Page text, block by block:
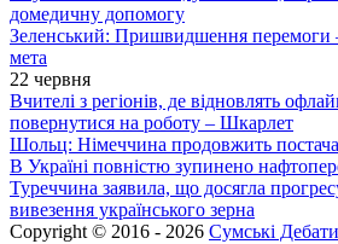
домедичну допомогу
Зеленський: Пришвидшення перемоги
мета
22 червня
Вчителі з регіонів, де відновлять
повернутися на роботу – Шкарлет
Шольц: Німеччина продовжить
В Україні повністю зупинено
Туреччина заявила, що досягла
вивезення українського зерна
Copyright © 2016 - 2026 Сумські Дебати